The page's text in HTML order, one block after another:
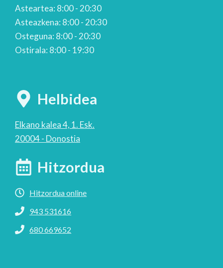
Asteartea: 8:00 - 20:30
Asteazkena: 8:00 - 20:30
Osteguna: 8:00 - 20:30
Ostirala: 8:00 - 19:30
Helbidea
Elkano kalea 4, 1. Esk.
20004 - Donostia
Hitzordua
Hitzordua online
943 531616
680 669652